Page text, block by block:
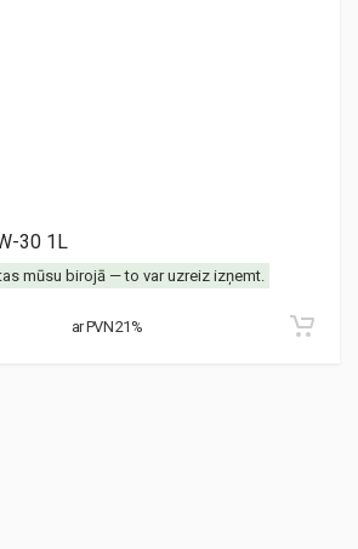
30 1L
mūsu birojā — to var uzreiz izņemt.
ar PVN 21%